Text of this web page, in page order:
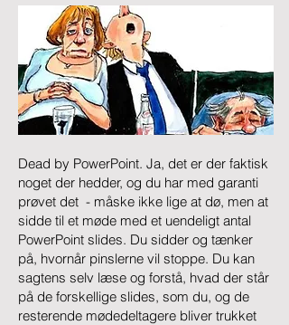
Dead by PowerPoint. Ja, det er der faktisk
noget der hedder, og du har med garanti
prøvet det - måske ikke lige at dø, men at
sidde til et møde med et uendeligt antal
PowerPoint slides. Du sidder og tænker
på, hvornår pinslerne vil stoppe. Du kan
sagtens selv læse og forstå, hvad der står
på de forskellige slides, som du, og de
resterende mødedeltagere bliver trukket